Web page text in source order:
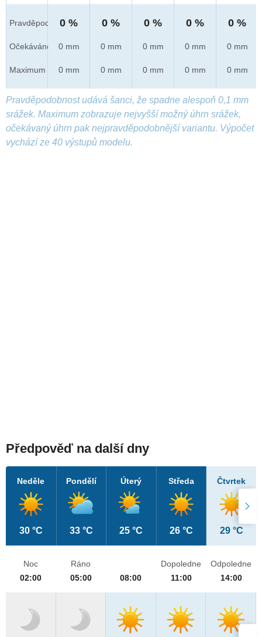
Pravděpod.
Očekáváno
Maximum
0 %
0 mm
0 mm
0 %
0 mm
0 mm
0 %
0 mm
0 mm
0 %
0 mm
0 mm
0 %
0 mm
0 mm
Pravděpodobnost udává šanci, že spadne alespoň 0,1 mm
srážek. Maximum zobrazuje nejvyšší možný úhrn srážek,
očekávaný úhrn pak nejpravděpodobnější variantu. Výpočet
vychází ze 40 výstupů modelu.
Předpověď na další dny
Neděle
30 °C
Pondělí
33 °C
Úterý
25 °C
Středa
26 °C
Čtvrtek
29 °C
Noc
02:00
Ráno
05:00
08:00
Dopoledne
11:00
Odpoledne
14:00